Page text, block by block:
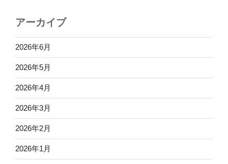
アーカイブ
2026年6月
2026年5月
2026年4月
2026年3月
2026年2月
2026年1月